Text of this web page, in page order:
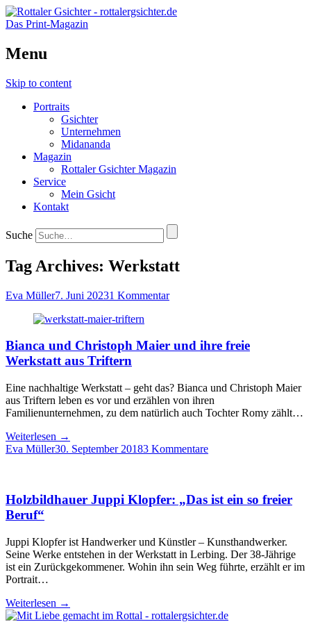
Das Print-Magazin
Menu
Skip to content
Portraits
Gsichter
Unternehmen
Midananda
Magazin
Rottaler Gsichter Magazin
Service
Mein Gsicht
Kontakt
Suche
Tag Archives: Werkstatt
Eva Müller7. Juni 20231 Kommentar
Bianca und Christoph Maier und ihre freie
Werkstatt aus Triftern
Eine nachhaltige Werkstatt – geht das? Bianca und Christoph Maier
aus Triftern leben es vor und erzählen von ihren
Familienunternehmen, zu dem natürlich auch Tochter Romy zählt…
Weiterlesen →
Eva Müller30. September 20183 Kommentare
Holzbildhauer Juppi Klopfer: „Das ist ein so freier
Beruf“
Juppi Klopfer ist Handwerker und Künstler – Kunsthandwerker.
Seine Werke entstehen in der Werkstatt in Lerbing. Der 38-Jährige
ist ein Zurückgekommener. Wohin ihn sein Weg führte, erzählt er im
Portrait…
Weiterlesen →